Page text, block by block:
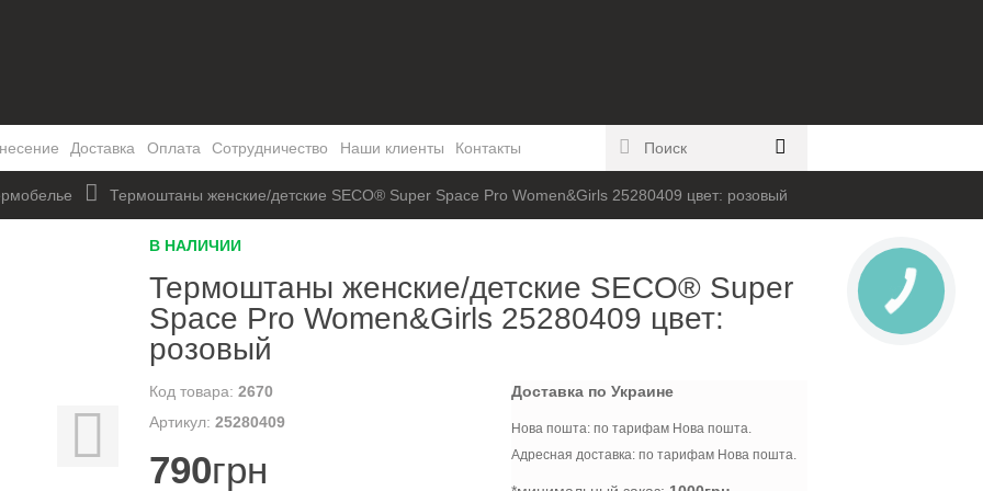
Доставка Оплата Сотрудничество Наши клиенты Контакты
Термоштаны женские/детские SECO® Super Space Pro Women&Girls 25280409 цвет: розовый
В НАЛИЧИИ
Термоштаны женские/детские SECO® Super
Space Pro Women&Girls 25280409 цвет:
розовый
2670
25280409
790грн
Доставка по Украине
Нова пошта: по тарифам Нова пошта.
Адресная доставка: по тарифам Нова пошта.